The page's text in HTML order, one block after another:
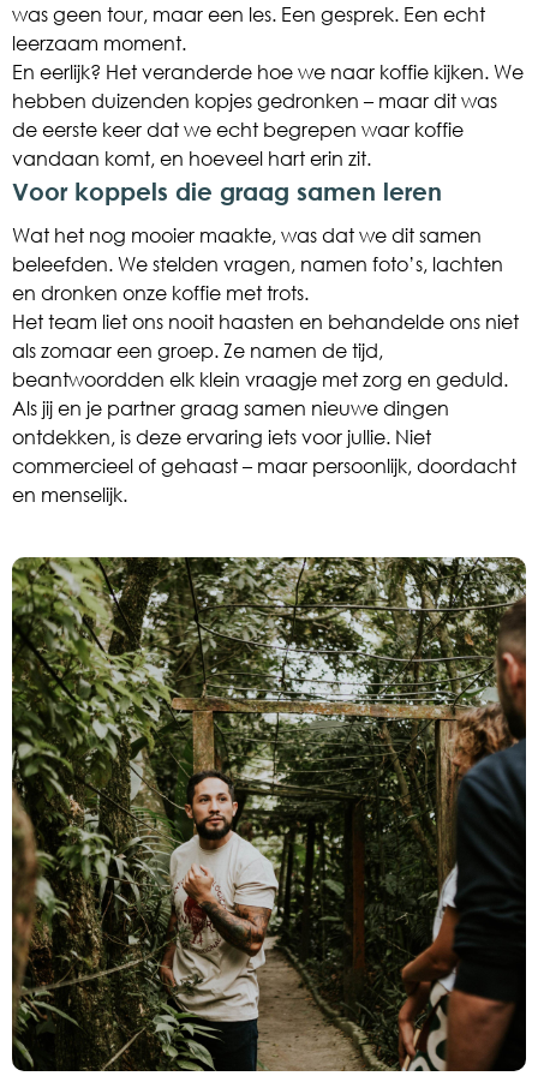
was geen tour, maar een les. Een gesprek. Een echt
leerzaam moment.
En eerlijk? Het veranderde hoe we naar koffie kijken. We
hebben duizenden kopjes gedronken – maar dit was
de eerste keer dat we echt begrepen waar koffie
vandaan komt, en hoeveel hart erin zit.
Voor koppels die graag samen leren
Wat het nog mooier maakte, was dat we dit samen
beleefden. We stelden vragen, namen foto’s, lachten
en dronken onze koffie met trots.
Het team liet ons nooit haasten en behandelde ons niet
als zomaar een groep. Ze namen de tijd,
beantwoordden elk klein vraagje met zorg en geduld.
Als jij en je partner graag samen nieuwe dingen
ontdekken, is deze ervaring iets voor jullie. Niet
commercieel of gehaast – maar persoonlijk, doordacht
en menselijk.